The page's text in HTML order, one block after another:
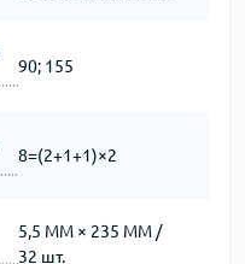
90; 155
8=(2+1+1)×2
5,5 ММ × 235 ММ /
32 шт.